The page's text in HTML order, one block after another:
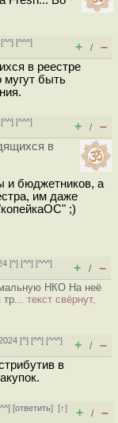
^^] [^^^]
+ / –
в реестре
мугут быть
^^] [^^^]
+ / –
в
и бюджетников, а
им даже
;)
[^] [^^] [^^^]
+ / –
НКО На неё
тр... текст свёрнут,
[^] [^^] [^^^]
+ / –
в
] [ответить][↑]
+ / –